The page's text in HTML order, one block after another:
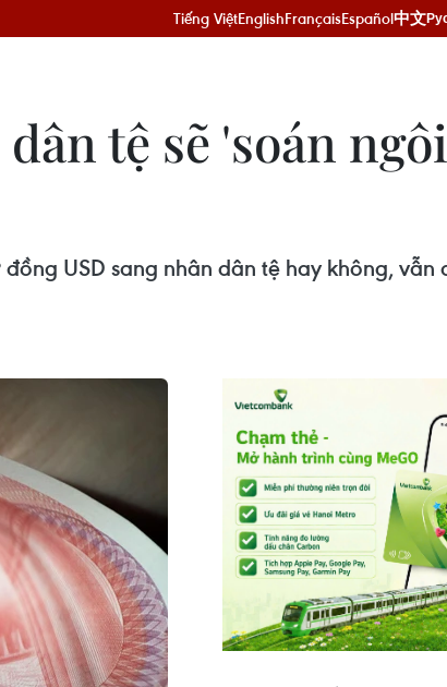
Tiếng ViệtEnglishFrançaisEspañol中文
tệ sẽ 'soán
USD sang nhân dân tệ hay không, vẫn